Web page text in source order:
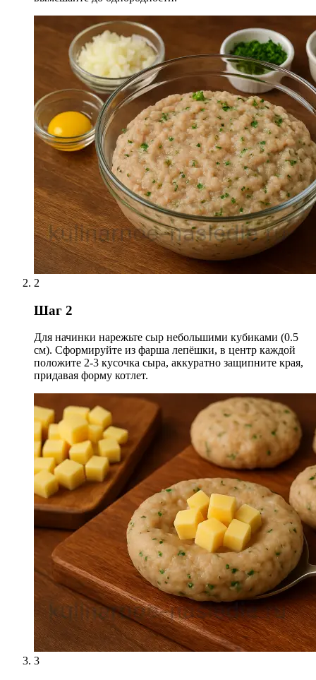
2
Шаг 2
Для начинки нарежьте сыр небольшими кубиками (0.5
см). Сформируйте из фарша лепёшки, в центр каждой
положите 2-3 кусочка сыра, аккуратно защипните края,
придавая форму котлет.
3